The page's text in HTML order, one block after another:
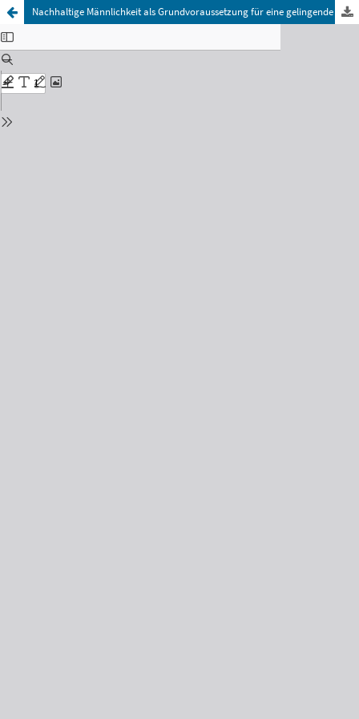
Nachhaltige Männlichkeit als Grundvoraussetzung für eine ­gelingende sozial-ökologische Transformation